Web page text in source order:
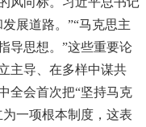
展道路。”“马克思主
导思想。”这些重要论
主导、在多样中谋共
全会首次把“坚持马克
一项根本制度，这表